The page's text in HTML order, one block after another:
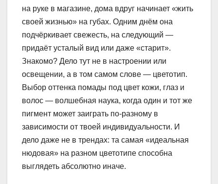
на руке в магазине, дома вдруг начинает «жить
своей жизнью» на губах. Одним днём она
подчёркивает свежесть, на следующий —
придаёт усталый вид или даже «старит».
Знакомо? Дело тут не в настроении или
освещении, а в том самом слове — цветотип.
Выбор оттенка помады под цвет кожи, глаз и
волос — волшебная наука, когда один и тот же
пигмент может заиграть по-разному в
зависимости от твоей индивидуальности. И
дело даже не в трендах: та самая «идеальная
нюдовая» на разном цветотипе способна
выглядеть абсолютно иначе.